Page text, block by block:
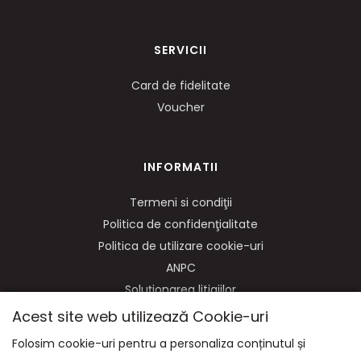
SERVICII
Card de fidelitate
Voucher
INFORMATII
Termeni si condiţii
Politica de confidenţialitate
Politica de utilizare cookie-uri
ANPC
Soluționarea litigiilor
Acest site web utilizează Cookie-uri
Folosim cookie-uri pentru a personaliza conținutul și